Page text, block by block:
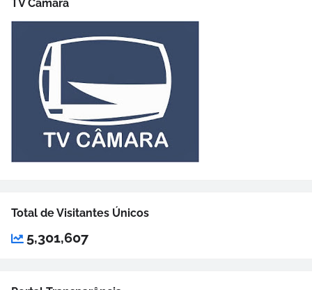
TV Câmara
Total de Visitantes Únicos
5,301,607